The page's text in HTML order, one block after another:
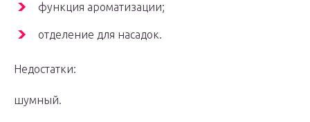
функция ароматизации;
отделение для насадок.
Недостатки:
шумный.